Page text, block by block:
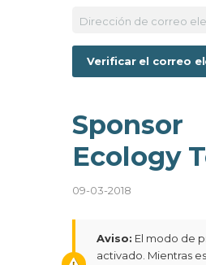
Sponsor
Ecology
09-03-2018
Aviso: El modo de
activado. Mientras